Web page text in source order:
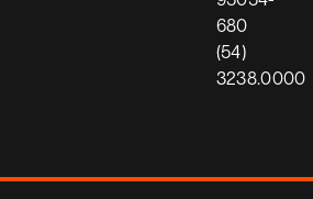
680
(54)
3238.0000